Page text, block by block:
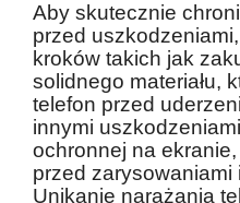
Aby skutecznie
przed
kroków takich jak
solidnego materiału,
telefon przed
innymi
ochronnej na
przed zarysowaniami
Unikanie narażania